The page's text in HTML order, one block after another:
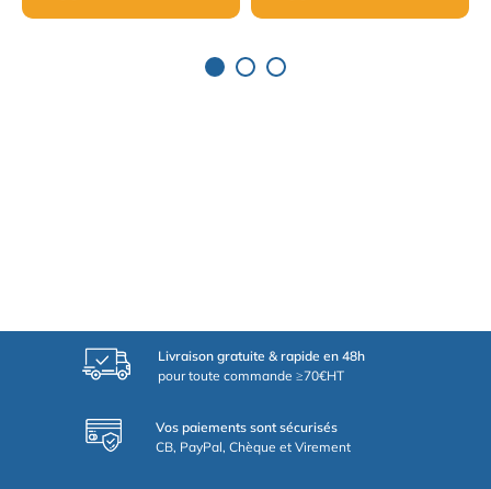
Livraison gratuite & rapide en 48h
pour toute commande ≥70€HT
Vos paiements sont sécurisés
CB, PayPal, Chèque et Virement